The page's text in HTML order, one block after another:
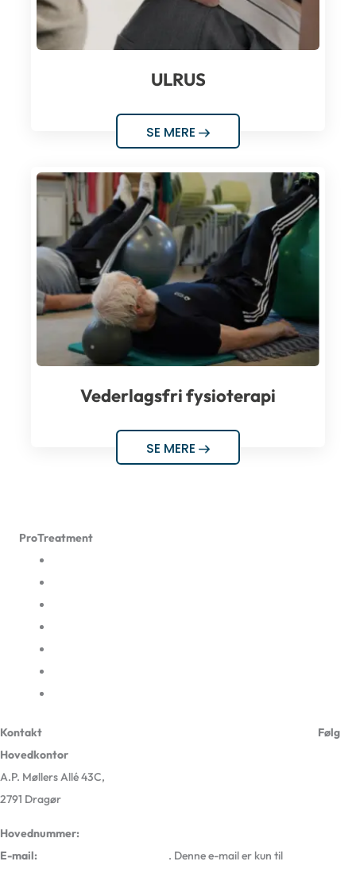
ULRUS
SE MERE
Vederlagsfri fysioterapi
SE MERE
ProTreatment
Kontakt
Hovedkontor
A.P. Møllers Allé 43C,
2791 Dragør
Hovednummer:
E-mail:
. Denne e-mail er kun til
Følg